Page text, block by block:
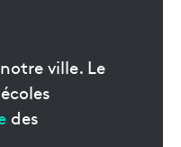
ville. Le
des